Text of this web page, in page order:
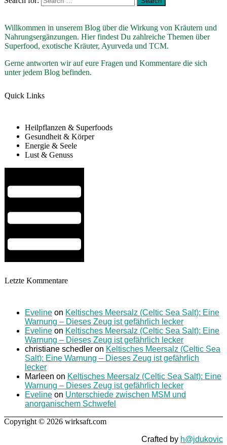
Willkommen in unserem Blog über die Wirkung von Kräutern und
Nahrungsergänzungen. Hier findest Du zahlreiche Themen über
Superfood, exotische Kräuter, Ayurveda und TCM.
Gerne antworten wir auf eure Fragen und Kommentare die sich
unter jedem Blog befinden.
Quick Links
Heilpflanzen & Superfoods
Gesundheit & Körper
Energie & Seele
Lust & Genuss
Letzte Kommentare
Eveline on Keltisches Meersalz (Celtic Sea Salt): Eine
Warnung – Dieses Zeug ist gefährlich lecker
Eveline on Keltisches Meersalz (Celtic Sea Salt): Eine
Warnung – Dieses Zeug ist gefährlich lecker
christiane schedler on Keltisches Meersalz (Celtic Sea
Salt): Eine Warnung – Dieses Zeug ist gefährlich
lecker
Marleen on Keltisches Meersalz (Celtic Sea Salt): Eine
Warnung – Dieses Zeug ist gefährlich lecker
Eveline on Unterschiede zwischen MSM und
anorganischem Schwefel
Copyright © 2026 wirksaft.com
Crafted by h@jdukovic